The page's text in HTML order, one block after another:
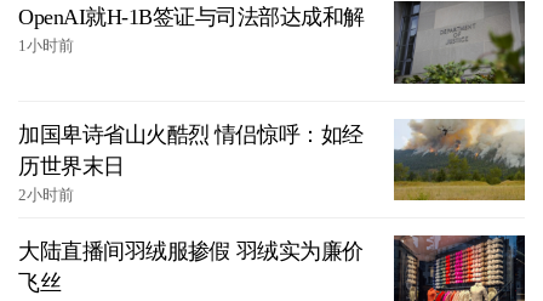
OpenAI就H-1B签证与司法部达成和解
1小时前
加国卑诗省山火酷烈 情侣惊呼：如经
历世界末日
2小时前
大陆直播间羽绒服掺假 羽绒实为廉价
飞丝